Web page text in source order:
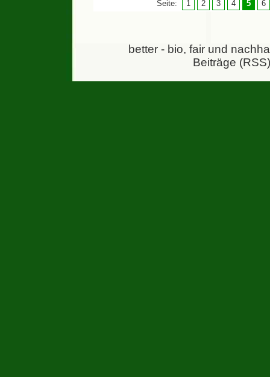
Seite: 1 2 3 4 5 6
better - bio, fair und
Beiträge (RSS)